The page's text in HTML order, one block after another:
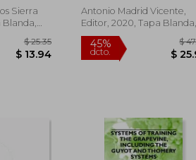
Sierra
Antonio Madrid Vicente,
Editor, 2020, Tapa Blanda,
Nuevo